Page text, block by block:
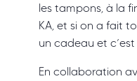
les tampons, à la
KA, et si on a fait
un cadeau et c’est
En collaboration